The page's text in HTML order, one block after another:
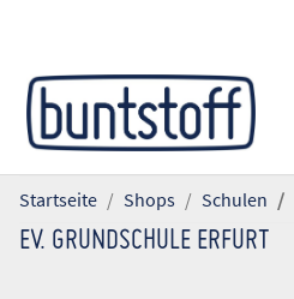
Startseite Shops Schulen
EV. GRUNDSCHULE ERFURT